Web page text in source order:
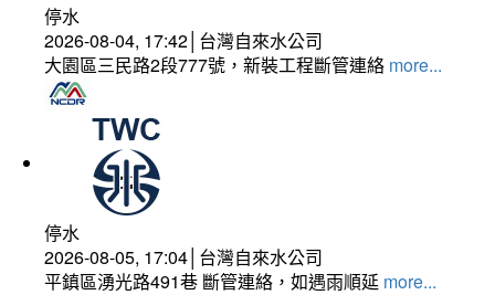
停水
2026-08-04, 17:42│台灣自來水公司
大園區三民路2段777號，新裝工程斷管連絡 more...
停水
2026-08-05, 17:04│台灣自來水公司
平鎮區湧光路491巷 斷管連絡，如遇雨順延 more...